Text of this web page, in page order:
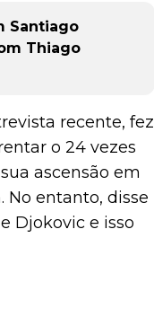
Santiago
Thiago
recente, fez
o 24 vezes
ascensão em
No entanto, disse
Djokovic e isso